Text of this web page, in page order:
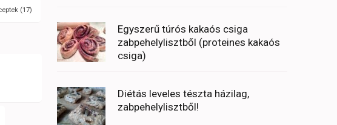
(17)
Egyszerű túrós kakaós csiga
zabpehelylisztből (proteines kakaós
csiga)
Diétás leveles tészta házilag,
zabpehelylisztből!